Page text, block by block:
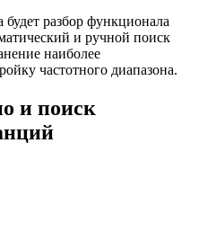
разбор функционала
и ручной поиск
наиболее
частотного диапазона.
и поиск